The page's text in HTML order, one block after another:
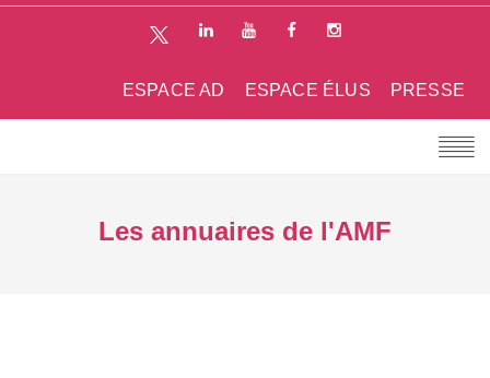
PRESSE
ESPACE ÉLUS
ESPACE AD
Les annuaires de l'AMF